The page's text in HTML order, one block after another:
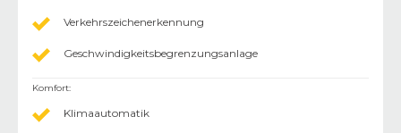
Verkehrszeichenerkennung
Geschwindigkeitsbegrenzungsanlage
Komfort:
Klimaautomatik